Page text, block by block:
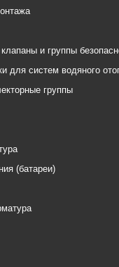
и группы
для систем водяного
группы
(батареи)